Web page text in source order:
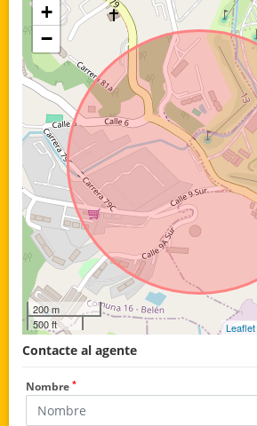
+
−
200 m
500 ft
Leaflet
Contacte al agente
Nombre *